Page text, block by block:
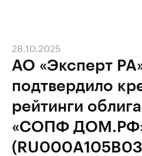
АО «Эксперт
подтвердило
рейтинги
«СОПФ
28.10.2025